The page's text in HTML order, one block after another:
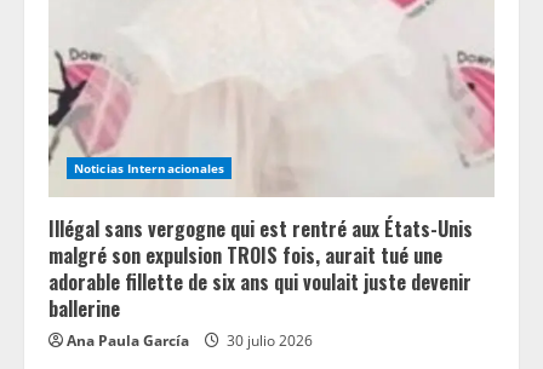
d
i
n
g
Noticias Internacionales
Illégal sans vergogne qui est rentré aux États-Unis
malgré son expulsion TROIS fois, aurait tué une
adorable fillette de six ans qui voulait juste devenir
ballerine
Ana Paula García 30 julio 2026